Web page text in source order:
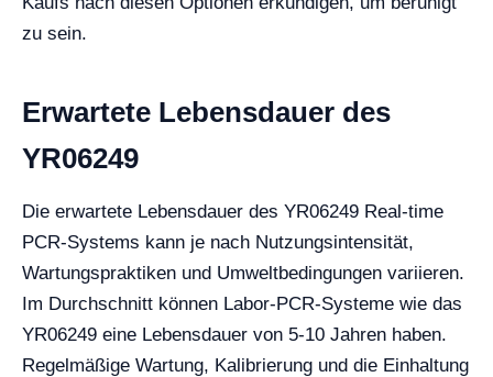
zu sein.
Erwartete Lebensdauer des
YR06249
Die erwartete Lebensdauer des YR06249 Real-time
PCR-Systems kann je nach Nutzungsintensität,
Wartungspraktiken und Umweltbedingungen variieren.
Im Durchschnitt können Labor-PCR-Systeme wie das
YR06249 eine Lebensdauer von 5-10 Jahren haben.
Regelmäßige Wartung, Kalibrierung und die Einhaltung